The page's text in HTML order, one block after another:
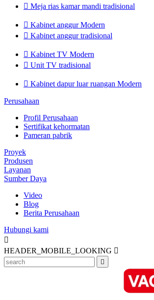
 Meja rias kamar mandi tradisional
 Kabinet anggur Modern
 Kabinet anggur tradisional
 Kabinet TV Modern
 Unit TV tradisional
 Kabinet dapur luar ruangan Modern
Perusahaan
Profil Perusahaan
Sertifikat kehormatan
Pameran pabrik
Proyek
Produsen
Layanan
Sumber Daya
Video
Blog
Berita Perusahaan
Hubungi kami

HEADER_MOBILE_LOOKING 
